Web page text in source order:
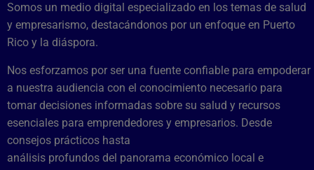
Somos un medio digital especializado en los temas de salud
y empresarismo, destacándonos por un enfoque en Puerto
Rico y la diáspora.
Nos esforzamos por ser una fuente confiable para empoderar
a nuestra audiencia con el conocimiento necesario para
tomar decisiones informadas sobre su salud y recursos
esenciales para emprendedores y empresarios. Desde
consejos prácticos hasta
análisis profundos del panorama económico local e